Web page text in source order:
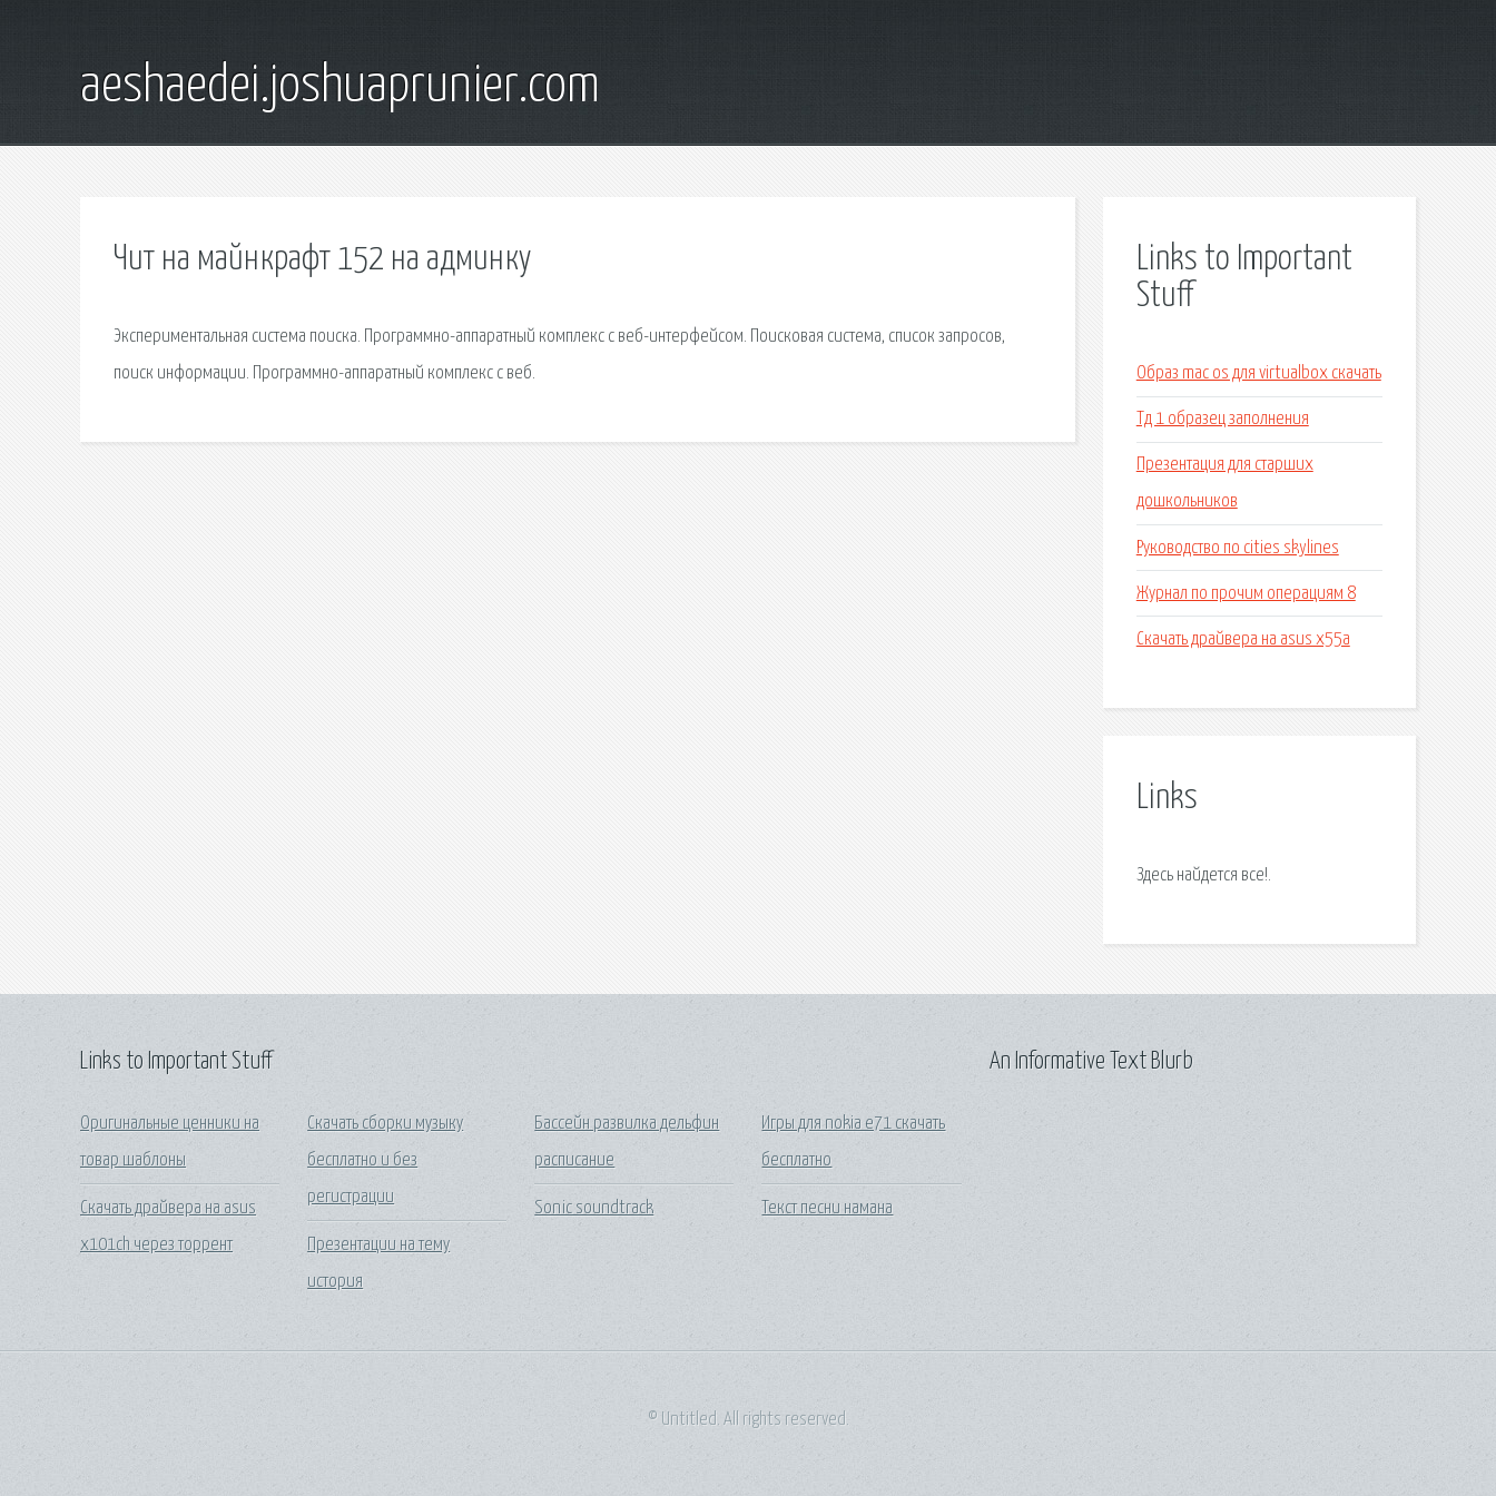
aeshaedei.joshuaprunier.com
Чит на майнкрафт 152 на админку
Экспериментальная система поиска. Программно-аппаратный комплекс с веб-интерфейсом. Поисковая сиcтема, список запросов,
поиск информации. Программно-аппаратный комплекс с веб.
Links to Important
Stuff
Образ mac os для virtualbox скачать
Тд 1 образец заполнения
Презентация для старших
дошкольников
Руководство по cities skylines
Журнал по прочим операциям 8
Скачать драйвера на asus x55a
Links
Здесь найдется все!.
Links to Important Stuff
Оригинальные ценники на
товар шаблоны
Скачать драйвера на asus
x101ch через торрент
Скачать сборки музыку
бесплатно и без
регистрации
Презентации на тему
история
Бассейн развилка дельфин
расписание
Sonic soundtrack
Игры для nokia e71 скачать
бесплатно
Текст песни намана
An Informative Text Blurb
© Untitled. All rights reserved.